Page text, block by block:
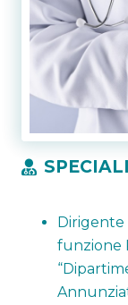
Dirigente
funzione